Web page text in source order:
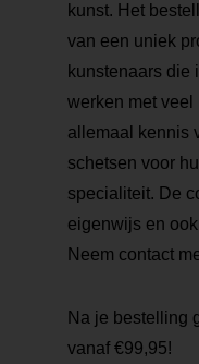
kunst. Het
van een uniek
kunstenaars die
werken met
allemaal kennis
schetsen voor
specialiteit. De
eigenwijs en
Neem contact
Na je bestelling
vanaf €99,95!